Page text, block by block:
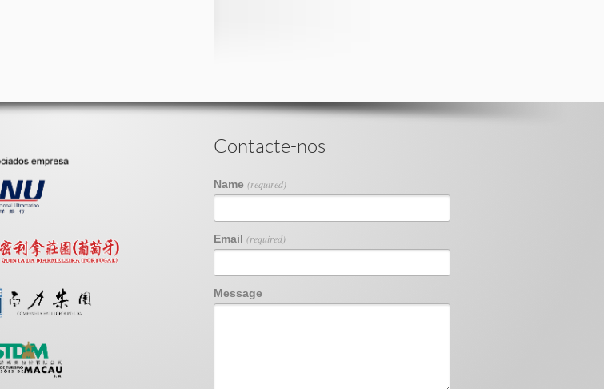
Contacte-nos
Name (required)
Email (required)
Message